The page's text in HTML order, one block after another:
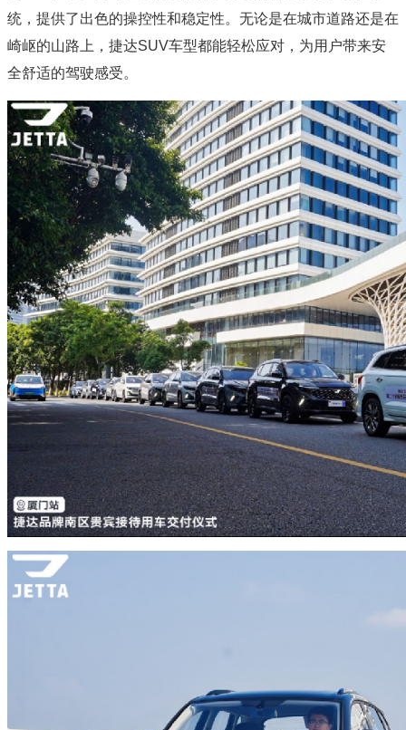
统，提供了出色的操控性和稳定性。无论是在城市道路还是在
崎岖的山路上，捷达SUV车型都能轻松应对，为用户带来安
全舒适的驾驶感受。